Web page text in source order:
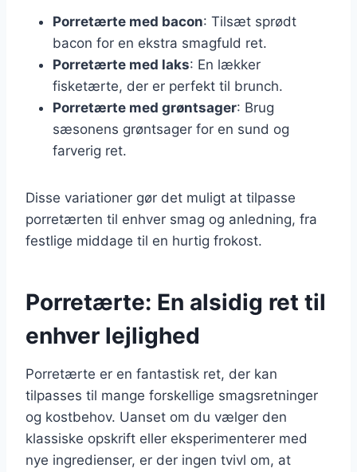
Porretærte med bacon: Tilsæt sprødt
bacon for en ekstra smagfuld ret.
Porretærte med laks: En lækker
fisketærte, der er perfekt til brunch.
Porretærte med grøntsager: Brug
sæsonens grøntsager for en sund og
farverig ret.
Disse variationer gør det muligt at tilpasse
porretærten til enhver smag og anledning, fra
festlige middage til en hurtig frokost.
Porretærte: En alsidig ret til
enhver lejlighed
Porretærte er en fantastisk ret, der kan
tilpasses til mange forskellige smagsretninger
og kostbehov. Uanset om du vælger den
klassiske opskrift eller eksperimenterer med
nye ingredienser, er der ingen tvivl om, at